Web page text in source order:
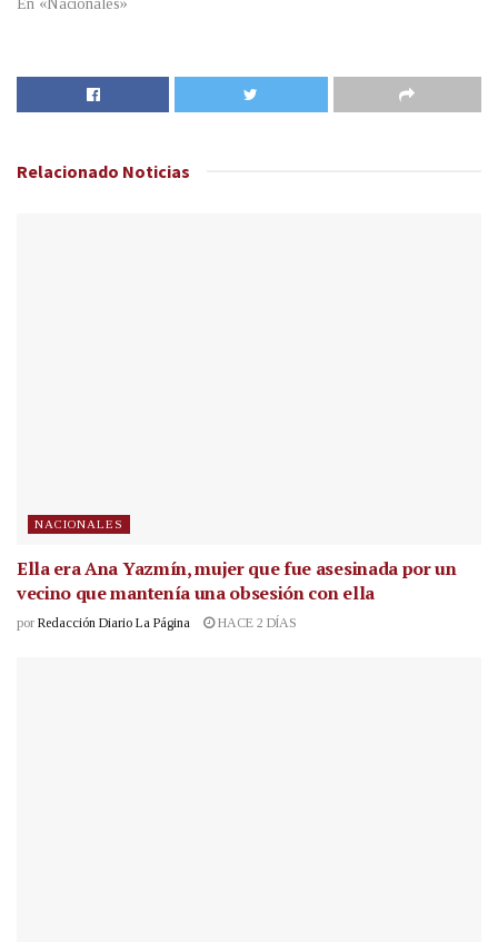
En «Nacionales»
Relacionado Noticias
NACIONALES
Ella era Ana Yazmín, mujer que fue asesinada por un
vecino que mantenía una obsesión con ella
por Redacción Diario La Página HACE 2 DÍAS